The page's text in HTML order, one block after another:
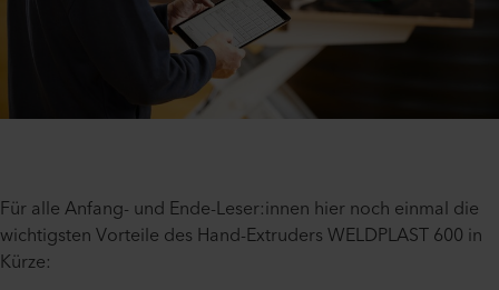
Für alle Anfang- und Ende-Leser:innen hier noch einmal die
wichtigsten Vorteile des Hand-Extruders WELDPLAST 600 in
Kürze: